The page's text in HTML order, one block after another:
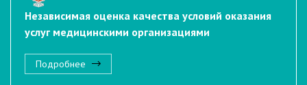
Независимая оценка качества условий оказания
услуг медицинскими организациями
Подробнее